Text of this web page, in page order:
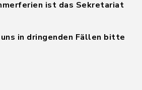
ist das Sekretariat
in dringenden Fällen bitte